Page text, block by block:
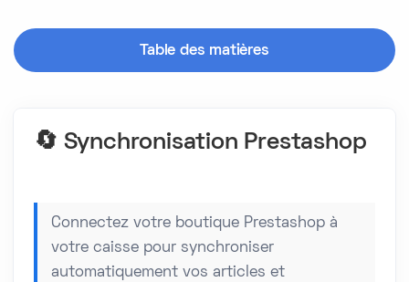
Table des matières
🔄 Synchronisation Prestashop
Connectez votre boutique Prestashop à
votre caisse pour synchroniser
automatiquement vos articles et